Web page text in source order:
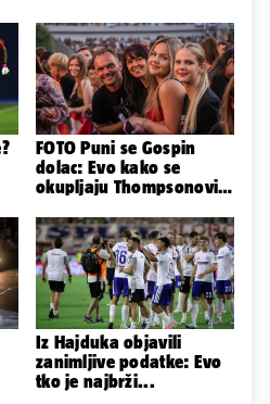
FOTO Puni se Gospin
dolac: Evo kako se
okupljaju Thompsonovi
Iz Hajduka objavili
zanimljive podatke: Evo
tko je najbrži...